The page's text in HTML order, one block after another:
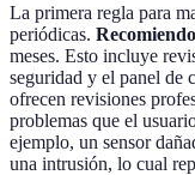
La primera regla para
periódicas. Recomiendo
meses. Esto incluye
seguridad y el panel de
ofrecen revisiones
problemas que el
ejemplo, un sensor
una intrusión, lo cual